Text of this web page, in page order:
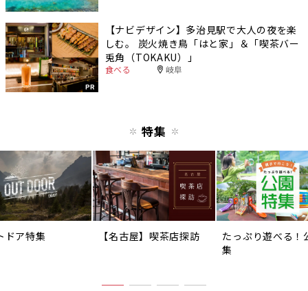
PR
【ナビデザイン】多治見駅で大人の夜を楽
しむ。 炭火焼き鳥「はと家」＆「喫茶バー
兎角（TOKAKU）」
食べる 岐阜
特集
ドア特集 【名古屋】喫茶店探訪
たっぷり遊べる！
集